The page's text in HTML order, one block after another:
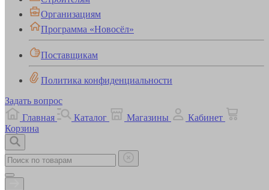
Организациям
Программа «Новосёл»
Поставщикам
Политика конфиденциальности
Задать вопрос
Главная
Каталог Магазины
Кабинет
Корзина